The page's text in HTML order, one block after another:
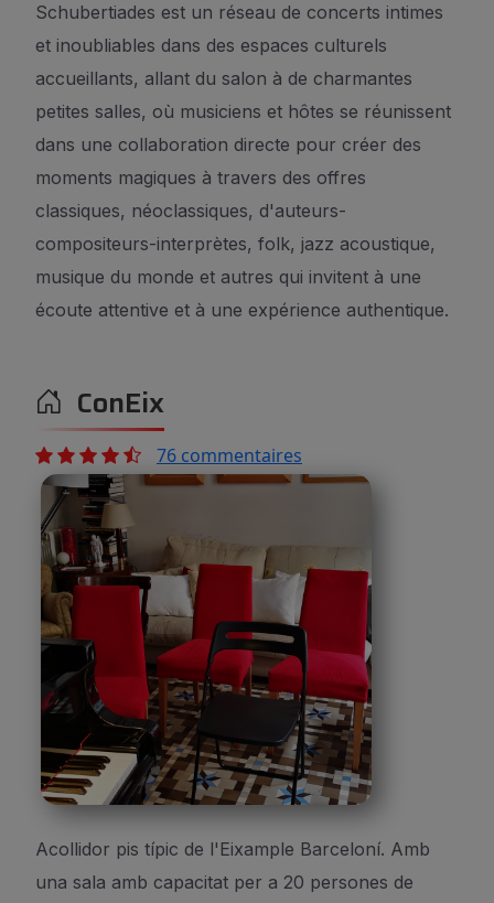
Schubertiades est un réseau de concerts intimes
et inoubliables dans des espaces culturels
accueillants, allant du salon à de charmantes
petites salles, où musiciens et hôtes se réunissent
dans une collaboration directe pour créer des
moments magiques à travers des offres
classiques, néoclassiques, d'auteurs-
compositeurs-interprètes, folk, jazz acoustique,
musique du monde et autres qui invitent à une
écoute attentive et à une expérience authentique.
ConEix
76 commentaires
Acollidor pis típic de l'Eixample Barceloní. Amb
una sala amb capacitat per a 20 persones de